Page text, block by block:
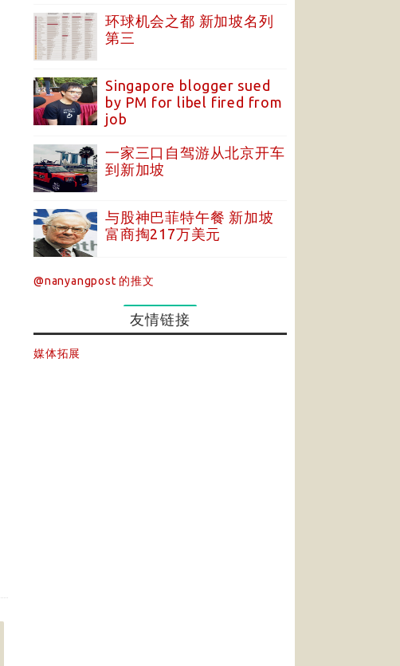
环球机会之都 新加坡名列
第三
Singapore blogger sued
by PM for libel fired from
job
一家三口自驾游从北京开车
到新加坡
与股神巴菲特午餐 新加坡
富商掏217万美元
@nanyangpost 的推文
友情链接
媒体拓展